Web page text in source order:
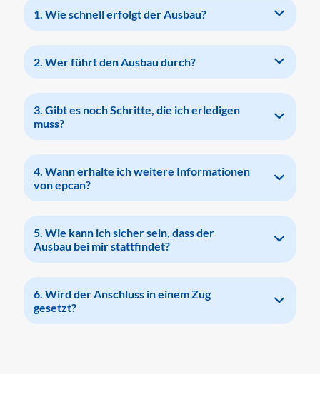
1. Wie schnell erfolgt der Ausbau?
2. Wer führt den Ausbau durch?
3. Gibt es noch Schritte, die ich erledigen
muss?
4. Wann erhalte ich weitere Informationen
von epcan?
5. Wie kann ich sicher sein, dass der
Ausbau bei mir stattfindet?
6. Wird der Anschluss in einem Zug
gesetzt?